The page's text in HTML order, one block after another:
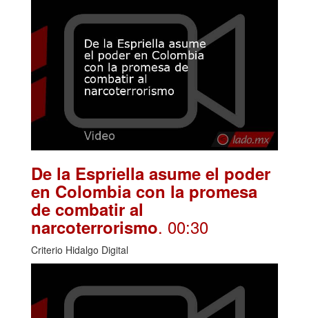
De la Espriella asume el poder
en Colombia con la promesa
de combatir al
narcoterrorismo. 00:30
Criterio Hidalgo Digital